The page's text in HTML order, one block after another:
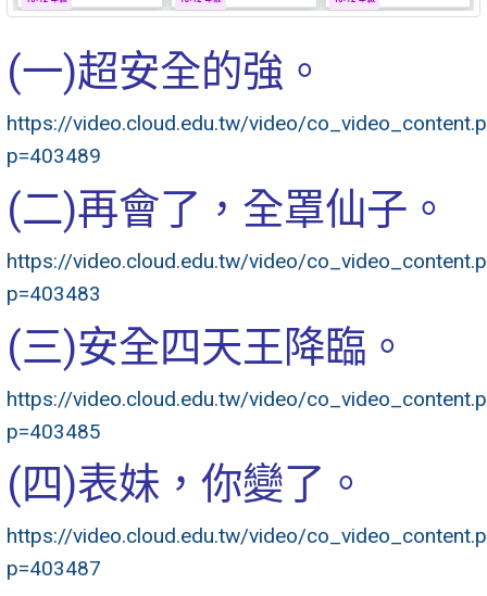
(一)超安全的強。
https://video.cloud.edu.tw/video/
p=403489
(二)再會了，全罩仙子。
https://video.cloud.edu.tw/video/
p=403483
(三)安全四天王降臨。
https://video.cloud.edu.tw/video/
p=403485
(四)表妹，你變了。
https://video.cloud.edu.tw/video/
p=403487